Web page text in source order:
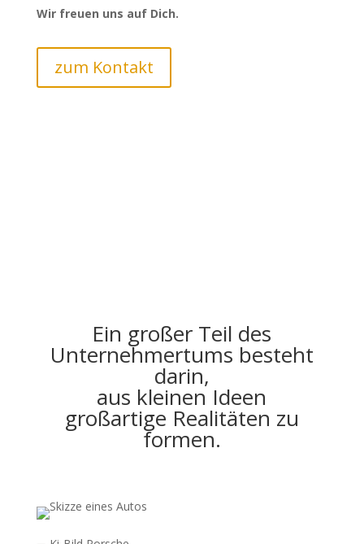
Wir freuen uns auf Dich.
zum Kontakt
Ein großer Teil des
Unternehmertums besteht
darin,
aus kleinen Ideen
großartige Realitäten zu
formen.